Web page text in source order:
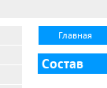
Главная
Состав